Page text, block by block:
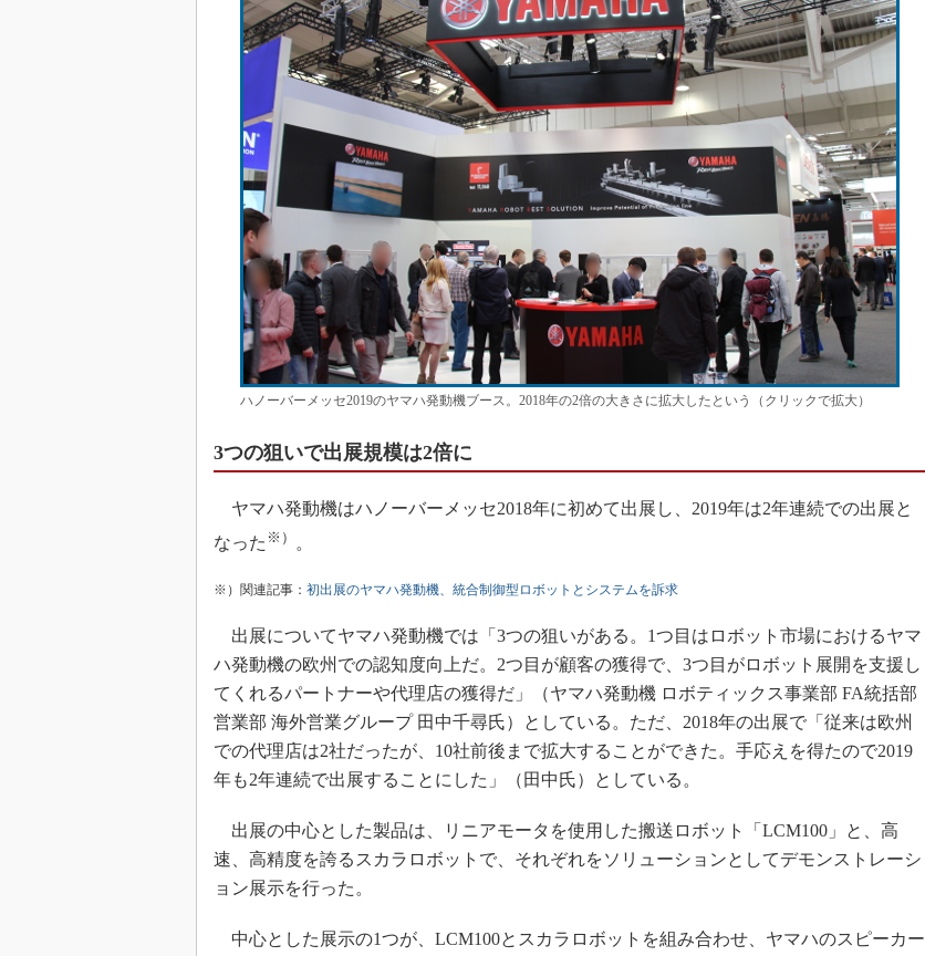
植物工場
知財マネジメント
海外生産
グローバル設計・開発
制御セキュリティ
新型コロナへの対応
ハノーバーメッセ2019のヤマハ発動機ブース。2018年の2倍の大きさに拡大したという（クリックで拡大）
3つの狙いで出展規模は2倍に
ヤマハ発動機はハノーバーメッセ2018年に初めて出展し、2019年は2年連続での出展と
なった ※） 。
※）関連記事： 初出展のヤマハ発動機、統合制御型ロボットとシステムを訴求
出展についてヤマハ発動機では「3つの狙いがある。1つ目はロボット市場におけるヤマ
ハ発動機の欧州での認知度向上だ。2つ目が顧客の獲得で、3つ目がロボット展開を支援し
てくれるパートナーや代理店の獲得だ」（ヤマハ発動機 ロボティックス事業部 FA統括部
営業部 海外営業グループ 田中千尋氏）としている。ただ、2018年の出展で「従来は欧州
での代理店は2社だったが、10社前後まで拡大することができた。手応えを得たので2019
年も2年連続で出展することにした」（田中氏）としている。
出展の中心とした製品は、リニアモータを使用した搬送ロボット「LCM100」と、高
速、高精度を誇るスカラロボットで、それぞれをソリューションとしてデモンストレーシ
ョン展示を行った。
中心とした展示の1つが、LCM100とスカラロボットを組み合わせ、ヤマハのスピーカー